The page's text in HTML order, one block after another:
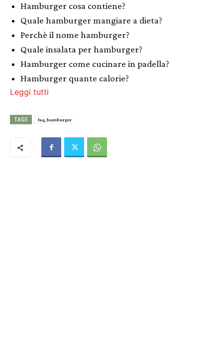
Hamburger cosa contiene?
Quale hamburger mangiare a dieta?
Perchè il nome hamburger?
Quale insalata per hamburger?
Hamburger come cucinare in padella?
Hamburger quante calorie?
Leggi tutti
TAGS faq_hamburger